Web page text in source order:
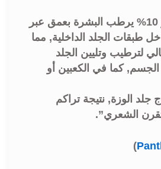
اليوريا بتركيز 10% يرطب البشرة بعمق عبر
طبقات الجلد الداخلية, مما
لترطيب وتليين الجلد
كما في الكعبين أو
جلد الوزة, نتيجة تراكم
الشعري”.
)